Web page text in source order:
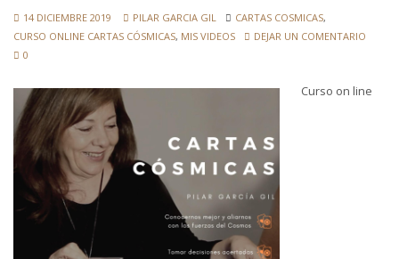
14 DICIEMBRE 2019 PILAR GARCIA GIL CARTAS COSMICAS,
CURSO ONLINE CARTAS CÓSMICAS, MIS VIDEOS
DEJAR UN COMENTARIO
0
Curso on line